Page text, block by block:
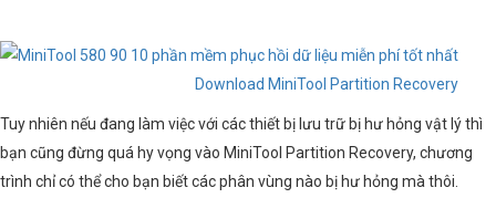
Download MiniTool Partition Recovery
Tuy nhiên nếu đang làm việc với các thiết bị lưu trữ bị hư hỏng vật lý thì
bạn cũng đừng quá hy vọng vào MiniTool Partition Recovery, chương
trình chỉ có thể cho bạn biết các phân vùng nào bị hư hỏng mà thôi.